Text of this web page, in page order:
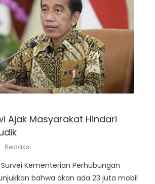
Ajak Masyarakat Hindari
Author
Redaksi
Survei Kementerian Perhubungan
bahwa akan ada 23 juta mobil